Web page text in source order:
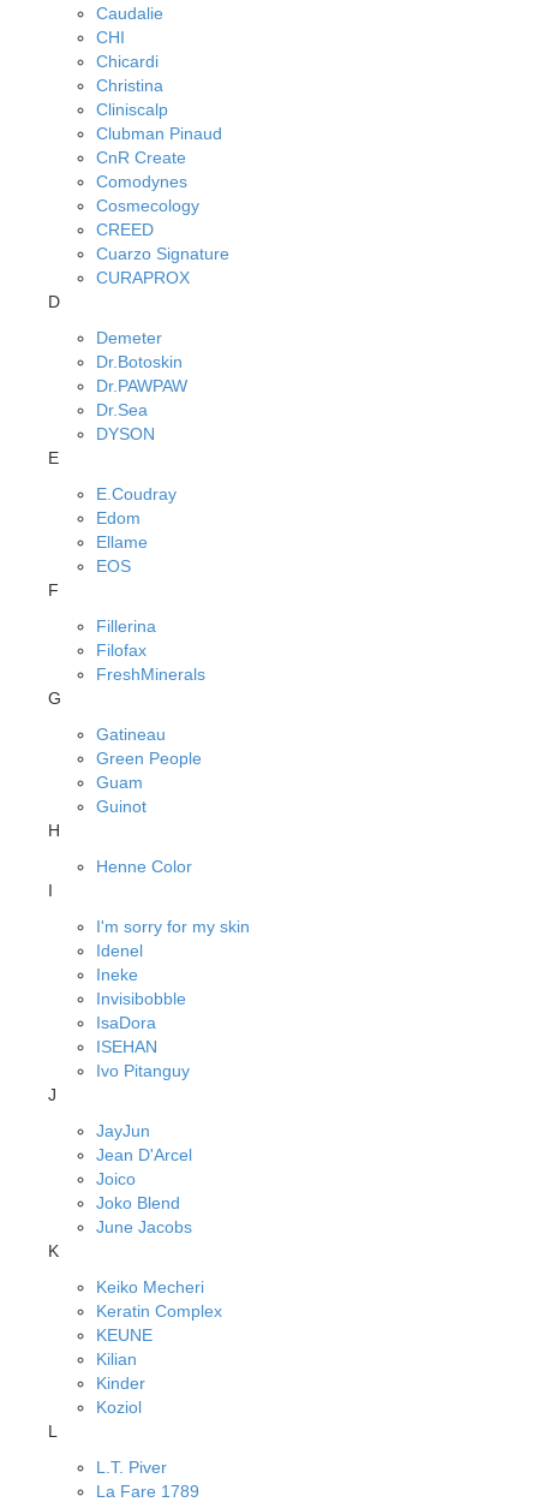
Caudalie
CHI
Chicardi
Christina
Cliniscalp
Clubman Pinaud
CnR Create
Comodynes
Cosmecology
CREED
Cuarzo Signature
CURAPROX
D
Demeter
Dr.Botoskin
Dr.PAWPAW
Dr.Sea
DYSON
E
E.Coudray
Edom
Ellame
EOS
F
Fillerina
Filofax
FreshMinerals
G
Gatineau
Green People
Guam
Guinot
H
Henne Color
I
I'm sorry for my skin
Idenel
Ineke
Invisibobble
IsaDora
ISEHAN
Ivo Pitanguy
J
JayJun
Jean D'Arcel
Joico
Joko Blend
June Jacobs
K
Keiko Mecheri
Keratin Complex
KEUNE
Kilian
Kinder
Koziol
L
L.T. Piver
La Fare 1789